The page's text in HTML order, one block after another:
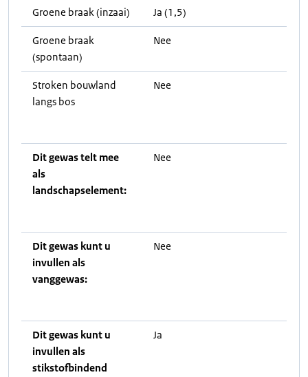
Groene braak (inzaai) Ja (1,5)
Groene braak
(spontaan)
Nee
Stroken bouwland
langs bos
Nee
Dit gewas telt mee
als
landschapselement:
Nee
Dit gewas kunt u
invullen als
vanggewas:
Nee
Dit gewas kunt u
invullen als
stikstofbindend
Ja